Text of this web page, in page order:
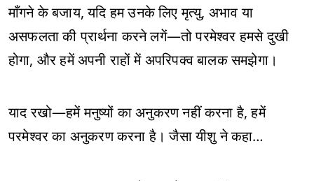
माँगने के बजाय, यदि हम उनके लिए मृत्यु, अभाव या
असफलता की प्रार्थना करने लगें—तो परमेश्वर हमसे दुखी
होगा, और हमें अपनी राहों में अपरिपक्व बालक समझेगा।
याद रखो—हमें मनुष्यों का अनुकरण नहीं करना है, हमें
परमेश्वर का अनुकरण करना है। जैसा यीशु ने कहा…